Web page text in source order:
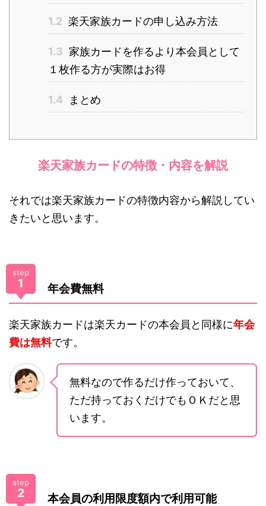
1.2 楽天家族カードの申し込み方法
1.3 家族カードを作るより本会員として
１枚作る方が実際はお得
1.4 まとめ
楽天家族カードの特徴・内容を解説
それでは楽天家族カードの特徴内容から解説してい
きたいと思います。
step
1 年会費無料
楽天家族カードは楽天カードの本会員と同様に年会
費は無料です。
無料なので作るだけ作っておいて、
ただ持っておくだけでもＯＫだと思
います。
step
2 本会員の利用限度額内で利用可能